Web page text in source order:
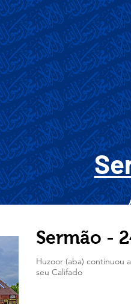
Sermão -
Huzoor (aba) continuou
seu Califado